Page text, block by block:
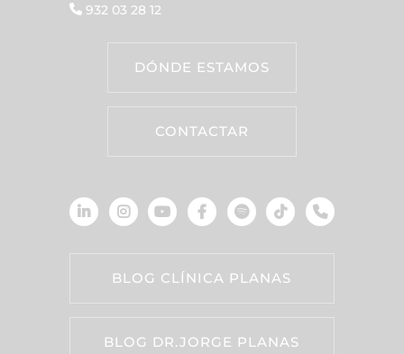
932 03 28 12
DÓNDE ESTAMOS
CONTACTAR
BLOG CLÍNICA PLANAS
BLOG DR.JORGE PLANAS